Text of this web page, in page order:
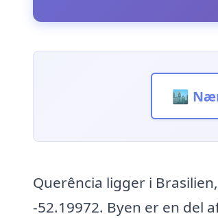
🏙️
Querência ligger i
-52.19972. Byen er en del